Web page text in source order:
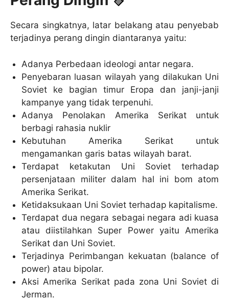
Secara singkatnya, latar belakang atau penyebab
terjadinya perang dingin diantaranya yaitu:
Adanya Perbedaan ideologi antar negara.
Penyebaran luasan wilayah yang dilakukan Uni
Soviet ke bagian timur Eropa dan janji-janji
kampanye yang tidak terpenuhi.
Adanya Penolakan Amerika Serikat untuk
berbagi rahasia nuklir
Kebutuhan Amerika Serikat untuk
mengamankan garis batas wilayah barat.
Terdapat ketakutan Uni Soviet terhadap
persenjataan militer dalam hal ini bom atom
Amerika Serikat.
Ketidaksukaan Uni Soviet terhadap kapitalisme.
Terdapat dua negara sebagai negara adi kuasa
atau diistilahkan Super Power yaitu Amerika
Serikat dan Uni Soviet.
Terjadinya Perimbangan kekuatan (balance of
power) atau bipolar.
Aksi Amerika Serikat pada zona Uni Soviet di
Jerman.